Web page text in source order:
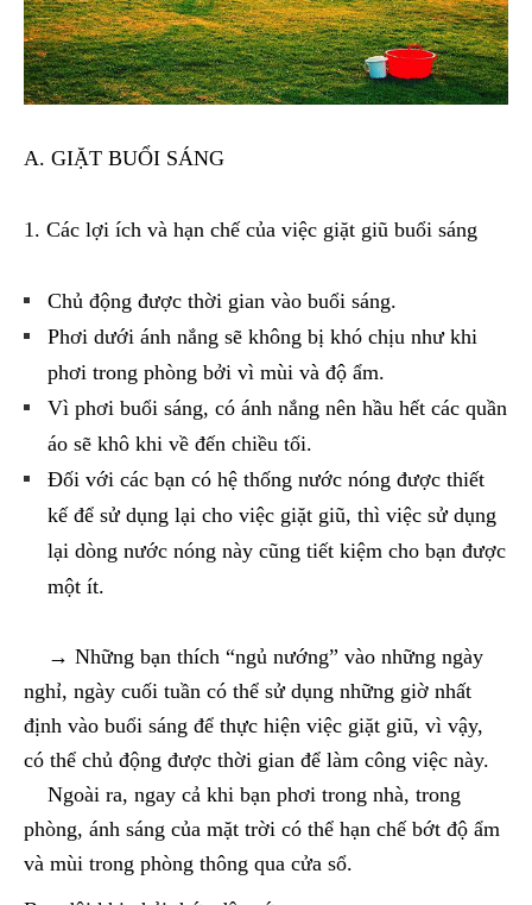
A. GIẶT BUỔI SÁNG
1. Các lợi ích và hạn chế của việc giặt giũ buổi sáng
Chủ động được thời gian vào buổi sáng.
Phơi dưới ánh nắng sẽ không bị khó chịu như khi
phơi trong phòng bởi vì mùi và độ ẩm.
Vì phơi buổi sáng, có ánh nắng nên hầu hết các quần
áo sẽ khô khi về đến chiều tối.
Đối với các bạn có hệ thống nước nóng được thiết
kế để sử dụng lại cho việc giặt giũ, thì việc sử dụng
lại dòng nước nóng này cũng tiết kiệm cho bạn được
một ít.
→ Những bạn thích “ngủ nướng” vào những ngày
nghỉ, ngày cuối tuần có thể sử dụng những giờ nhất
định vào buổi sáng để thực hiện việc giặt giũ, vì vậy,
có thể chủ động được thời gian để làm công việc này.
Ngoài ra, ngay cả khi bạn phơi trong nhà, trong
phòng, ánh sáng của mặt trời có thể hạn chế bớt độ ẩm
và mùi trong phòng thông qua cửa sổ.